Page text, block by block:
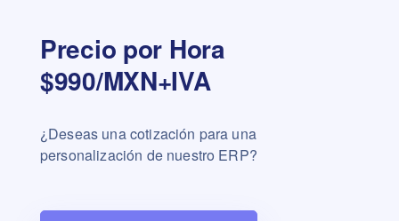
Precio por Hora
$990/MXN+IVA
¿Deseas una cotización para una
personalización de nuestro ERP?